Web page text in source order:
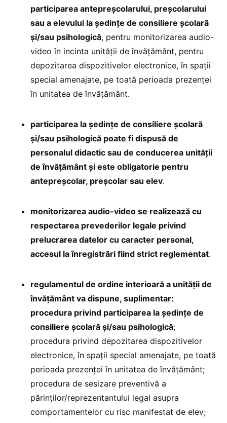
participarea antepreșcolarului, preșcolarului
sau a elevului la ședințe de consiliere școlară
și/sau psihologică, pentru monitorizarea audio-
video în incinta unității de învățământ, pentru
depozitarea dispozitivelor electronice, în spații
special amenajate, pe toată perioada prezenței
în unitatea de învățământ.
participarea la ședințe de consiliere școlară
și/sau psihologică poate fi dispusă de
personalul didactic sau de conducerea unității
de învățământ și este obligatorie pentru
antepreșcolar, preșcolar sau elev.
monitorizarea audio-video se realizează cu
respectarea prevederilor legale privind
prelucrarea datelor cu caracter personal,
accesul la înregistrări fiind strict reglementat.
regulamentul de ordine interioară a unității de
învățământ va dispune, suplimentar:
procedura privind participarea la ședințe de
consiliere școlară și/sau psihologică;
procedura privind depozitarea dispozitivelor
electronice, în spații special amenajate, pe toată
perioada prezenței în unitatea de învățământ;
procedura de sesizare preventivă a
părinților/reprezentantului legal asupra
comportamentelor cu risc manifestat de elev;